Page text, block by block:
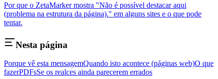
Por que o ZetaMarker mostra "Não é possível destacar aqui
(problema na estrutura da página)." em alguns sites e o que pode
tentar.
Nesta página
Porque vê esta mensagemQuando isto acontece (páginas web)O que
fazerPDFsSe os realces ainda parecerem errados